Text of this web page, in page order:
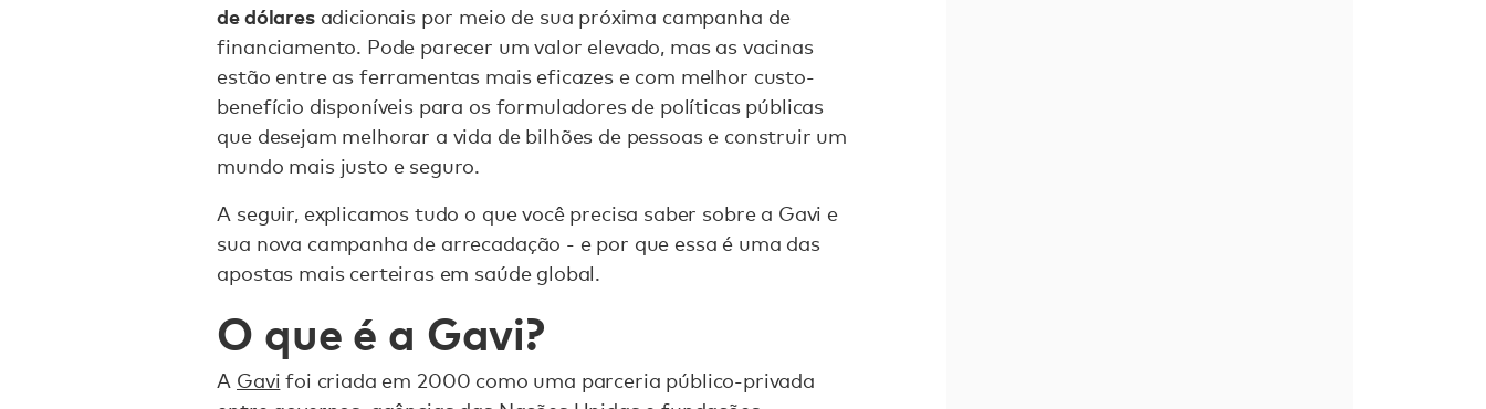
de dólaresadicionais por meio de sua próxima campanha de
financiamento. Pode parecer um valor elevado, mas as vacinas
estão entre as ferramentas mais eficazes e com melhor custo-
benefício disponíveis para os formuladores de políticas públicas
que desejam melhorar a vida de bilhões de pessoas e construir um
mundo mais justo e seguro.
A seguir, explicamos tudo o que você precisa saber sobre a Gavi e
sua nova campanha de arrecadação - e por que essa é uma das
apostas mais certeiras em saúde global.
O que é a Gavi?
A Gavi foi criada em 2000 como uma parceria público-privada